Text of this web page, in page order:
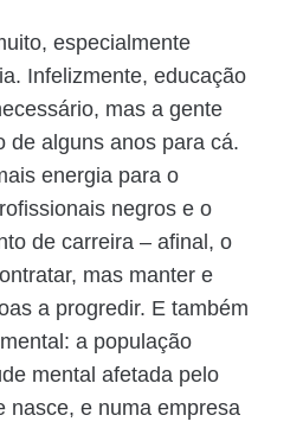
especialmente
Infelizmente, educação
mas a gente
de alguns anos para cá.
energia para o
negros e o
de carreira – afinal, o
mas manter e
a progredir. E também
a população
mental afetada pelo
nasce, e numa empresa